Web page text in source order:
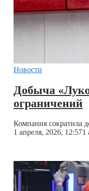
Новости
Добыча
ограничений
Компания сократила
1 апреля, 2026, 12:571